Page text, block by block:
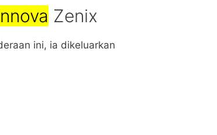
Zenix
ini, ia dikeluarkan